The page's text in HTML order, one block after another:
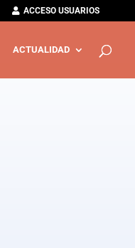
ACCESO USUARIOS
ACTUALIDAD